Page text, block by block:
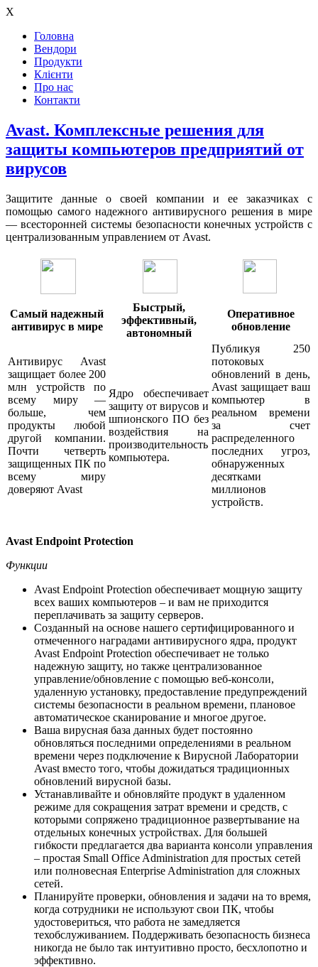
X
Головна
Вендори
Продукти
Клієнти
Про нас
Контакти
Avast. Комплексные решения для
защиты компьютеров предприятий от
вирусов
Защитите данные о своей компании и ее заказчиках с
помощью самого надежного антивирусного решения в мире
— всесторонней системы безопасности конечных устройств с
централизованным управлением от Avast.
Самый надежный
антивирус в мире
Быстрый,
эффективный,
автономный
Оперативное
обновление
Антивирус Avast
защищает более 200
млн устройств по
всему миру —
больше, чем
продукты любой
другой компании.
Почти четверть
защищенных ПК по
всему миру
доверяют Avast
Ядро обеспечивает
защиту от вирусов и
шпионского ПО без
воздействия на
производительность
компьютера.
Публикуя 250
потоковых
обновлений в день,
Avast защищает ваш
компьютер в
реальном времени
за счет
распределенного
последних угроз,
обнаруженных
десятками
миллионов
устройств.
Avast Endpoint Protection
Функции
Avast Endpoint Protection обеспечивает мощную защиту
всех ваших компьютеров – и вам не приходится
переплачивать за защиту серверов.
Созданный на основе нашего сертифицированного и
отмеченного наградами антивирусного ядра, продукт
Avast Endpoint Protection обеспечивает не только
надежную защиту, но также централизованное
управление/обновление с помощью веб-консоли,
удаленную установку, предоставление предупреждений
системы безопасности в реальном времени, плановое
автоматическое сканирование и многое другое.
Ваша вирусная база данных будет постоянно
обновляться последними определениями в реальном
времени через подключение к Вирусной Лаборатории
Avast вместо того, чтобы дожидаться традиционных
обновлений вирусной базы.
Устанавливайте и обновляйте продукт в удаленном
режиме для сокращения затрат времени и средств, с
которыми сопряжено традиционное развертывание на
отдельных конечных устройствах. Для большей
гибкости предлагается два варианта консоли управления
– простая Small Office Administration для простых сетей
или полновесная Enterprise Administration для сложных
сетей.
Планируйте проверки, обновления и задачи на то время,
когда сотрудники не используют свои ПК, чтобы
удостовериться, что работа не замедляется
техобслуживанием. Поддерживать безопасность бизнеса
никогда не было так интуитивно просто, бесхлопотно и
эффективно.